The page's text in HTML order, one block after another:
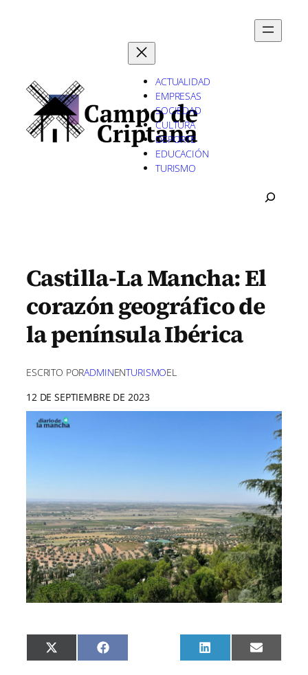
ACTUALIDAD
EMPRESAS
SOCIEDAD
CULTURA
DEPORTE
EDUCACIÓN
TURISMO
Castilla-La Mancha: El
corazón geográfico de
la península Ibérica
ESCRITO PORADMINENTURISMOEL
12 DE SEPTIEMBRE DE 2023
C
o
X
(
C
o
F
a
C
o
L
i
C
o
E
m